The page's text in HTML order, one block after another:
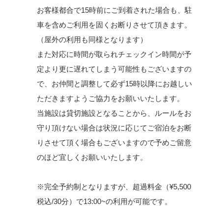
お客様都合で15時前にご到着された場合も、駐
車を含めご利用を固くお断りさせて頂きます。
（屋外の利用も同様となります）
また対応に時間が取られチェックイン時間が予
定より更に遅れてしまう可能性もございますの
で、お仲間と調整して必ず15時以降にお越しい
ただきますようご協力をお願いいたします。
当施設は貸切施設となることから、ルールをお
守り頂けない場合は状況に応じてご宿泊をお断
りさせて頂く場合もございますので予めご留意
のほど宜しくお願いいたします。
※完全予約制となりますが、超過料金（¥5,500
税込/30分）で13:00~の利用が可能です。